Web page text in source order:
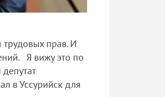
прав. И
Я вижу это по
в Уссурийск для